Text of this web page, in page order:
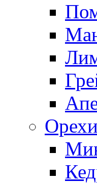
Орехи